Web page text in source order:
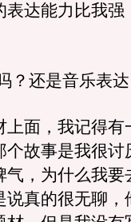
达能力比我强
？还是音乐表
上面，我记得有
故事是我很讨
，为什么我要
真的很无聊，